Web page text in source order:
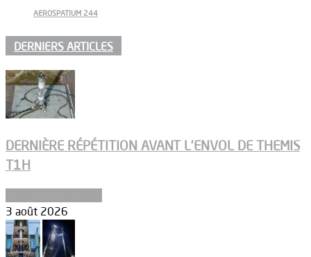
AEROSPATIUM 244
DERNIERS ARTICLES
DERNIÈRE RÉPÉTITION AVANT L’ENVOL DE THEMIS
T1H
3 août 2026